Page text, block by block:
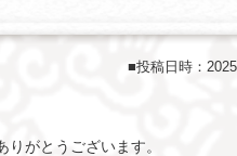
■投稿日時：
がとうございます。